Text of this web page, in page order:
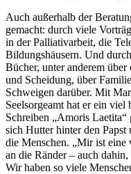
Auch außerhalb der
gemacht: durch viele
in der Palliativarbeit, die
Bildungshäusern. Und
Bücher, unter anderem
und Scheidung, über
Schweigen darüber. Mit
Seelsorgeamt hat er ein viel
Schreiben „Amoris Laetita“
sich Hutter hinter den
die Menschen. „Mir ist eine
an die Ränder – auch
Wir haben so viele